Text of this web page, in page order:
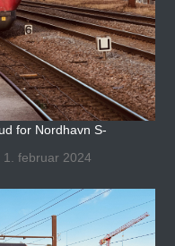
for Nordhavn S-
februar 2024